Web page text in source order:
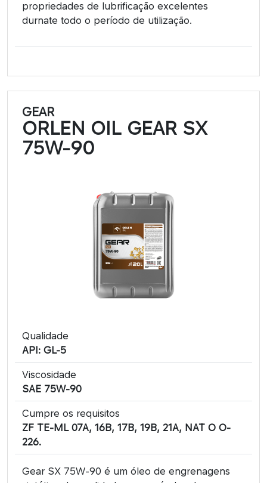
propriedades de lubrificação excelentes
durnate todo o período de utilização.
GEAR
ORLEN OIL GEAR SX
75W-90
Qualidade
API: GL-5
Viscosidade
SAE 75W-90
Cumpre os requisitos
ZF TE-ML 07A, 16B, 17B, 19B, 21A, NAT O O-
226.
Gear SX 75W-90 é um óleo de engrenagens